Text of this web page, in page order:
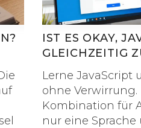
IST ES OKAY,
GLEICHZEITIG
Lerne JavaScript
ohne Verwirrung.
Kombination für
nur eine